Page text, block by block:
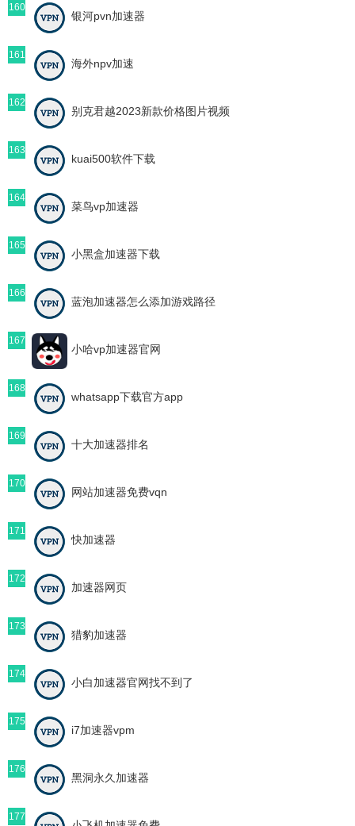
160
银河pvn加速器
161
海外npv加速
162
别克君越2023新款价格图片视频
163
kuai500软件下载
164
菜鸟vp加速器
165
小黑盒加速器下载
166
蓝泡加速器怎么添加游戏路径
167
小哈vp加速器官网
168
whatsapp下载官方app
169
十大加速器排名
170
网站加速器免费vqn
171
快加速器
172
加速器网页
173
猎豹加速器
174
小白加速器官网找不到了
175
i7加速器vpm
176
黑洞永久加速器
177